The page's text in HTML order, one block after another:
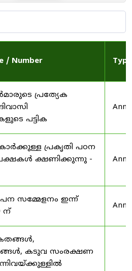
/ Number Type
പ്രത്യേക
പട്ടിക
പ്രകൃതി പഠന
ക്ഷണിക്കുന്നു -
സമ്മേളനം ഇന്ന്
ന്
കടുവ സംരക്ഷണ